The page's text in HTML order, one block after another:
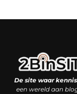
De site waar
een wereld aan